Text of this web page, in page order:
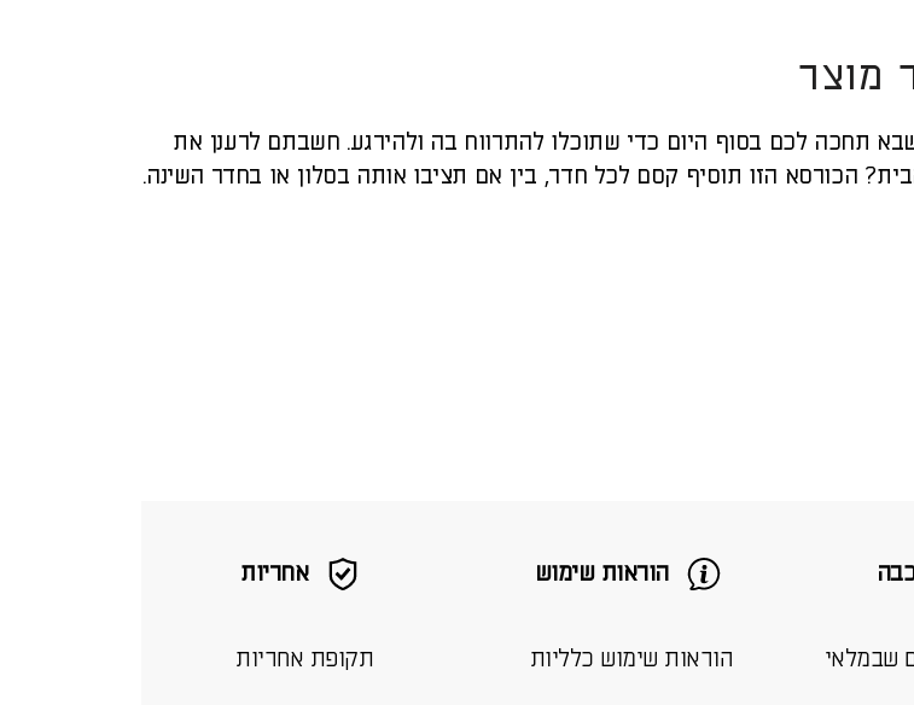
מוצר
תחכה לכם בסוף היום כדי שתוכלו להתרווח בה ולהירגע. חשבתם לרענן את
הכורסא הזו תוסיף קסם לכל חדר, בין אם תציבו אותה בסלון או בחדר השינה.
אחריות
תקופת אחריות
הוראות שימוש
הוראות שימוש כלליות שבמלאי